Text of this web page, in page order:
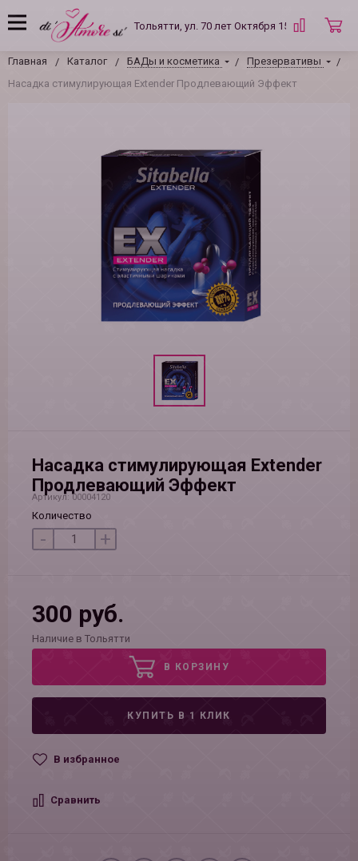
Тольятти, ул. 70 лет Октября 15 Б
Главная Каталог БАДы и косметика
Презервативы
Насадка стимулирующая Extender Продлевающий Эффект
Насадка стимулирующая Extender
Продлевающий Эффект
Артикул: 00004120
Количество
- +
300 руб.
Наличие в Тольятти
В КОРЗИНУ
КУПИТЬ В 1 КЛИК
В избранное
Сравнить